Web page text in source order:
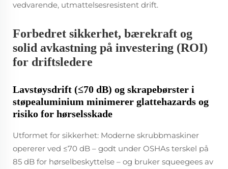
vedvarende, utmattelsesresistent drift.
Forbedret sikkerhet, bærekraft og
solid avkastning på investering (ROI)
for driftsledere
Lavstøysdrift (≤70 dB) og skrapebørster i
støpealuminium minimerer glattehazards og
risiko for hørselsskade
Utformet for sikkerhet: Moderne skrubbmaskiner
opererer ved ≤70 dB – godt under OSHAs terskel på
85 dB for hørselbeskyttelse – og bruker squeegees av